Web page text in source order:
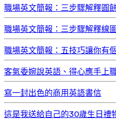
職場英文簡報：三步驟解釋圓
職場英文簡報：三步驟解釋線
職場英文簡報：五技巧讓你有
客氣委婉說英語、得心應手上
寫一封出色的商用英語書信
這是我送給自己的30歲生日禮